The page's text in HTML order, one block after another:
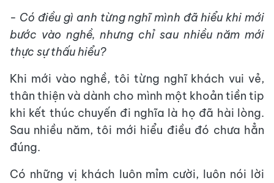
- Có điều gì anh từng nghĩ mình đã hiểu khi mới
bước vào nghề, nhưng chỉ sau nhiều năm mới
thực sự thấu hiểu?
Khi mới vào nghề, tôi từng nghĩ khách vui vẻ,
thân thiện và dành cho mình một khoản tiền tip
khi kết thúc chuyến đi nghĩa là họ đã hài lòng.
Sau nhiều năm, tôi mới hiểu điều đó chưa hẳn
đúng.
Có những vị khách luôn mỉm cười, luôn nói lời